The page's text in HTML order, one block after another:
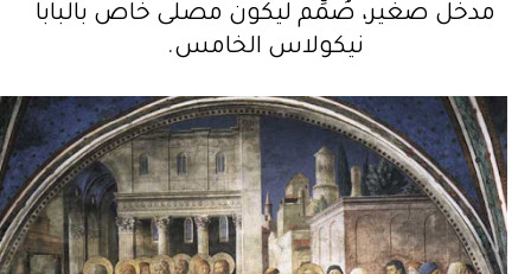
مدخل صغير، صُمِّم ليكون مصلى خاص بالبابا
نيكولاس الخامس.